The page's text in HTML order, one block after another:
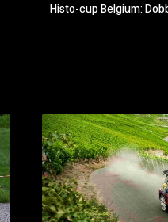
Histo-cup Belgium: